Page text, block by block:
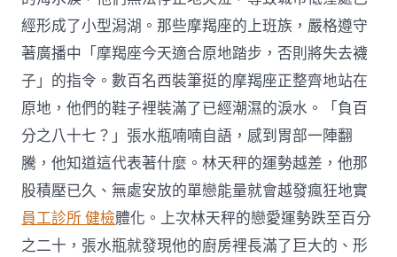
經形成了小型潟湖。那些摩羯座的上班族，嚴格遵守
著廣播中「摩羯座今天適合原地踏步，否則將失去襪
子」的指令。數百名西裝筆挺的摩羯座正整齊地站在
原地，他們的鞋子裡裝滿了已經潮濕的淚水。「負百
分之八十七？」張水瓶喃喃自語，感到胃部一陣翻
騰，他知道這代表著什麼。林天秤的運勢越差，他那
股積壓已久、無處安放的單戀能量就會越發瘋狂地實
員工診所 健檢體化。上次林天秤的戀愛運勢跌至百分
之二十，張水瓶就發現他的廚房裡長滿了巨大的、形